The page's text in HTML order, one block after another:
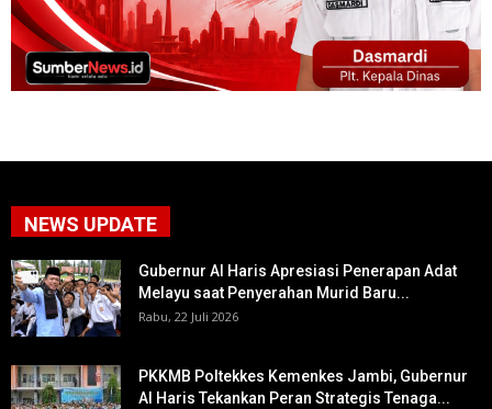
NEWS UPDATE
Gubernur Al Haris Apresiasi Penerapan Adat
Melayu saat Penyerahan Murid Baru...
Rabu, 22 Juli 2026
PKKMB Poltekkes Kemenkes Jambi, Gubernur
Al Haris Tekankan Peran Strategis Tenaga...